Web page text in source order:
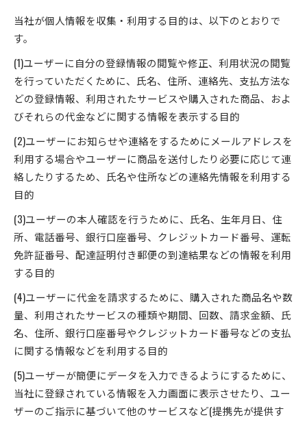
当社が個人情報を収集・利用する目的は、以下のとおりで
す。
(1)ユーザーに自分の登録情報の閲覧や修正、利用状況の閲覧
を行っていただくために、氏名、住所、連絡先、支払方法な
どの登録情報、利用されたサービスや購入された商品、およ
びそれらの代金などに関する情報を表示する目的
(2)ユーザーにお知らせや連絡をするためにメールアドレスを
利用する場合やユーザーに商品を送付したり必要に応じて連
絡したりするため、氏名や住所などの連絡先情報を利用する
目的
(3)ユーザーの本人確認を行うために、氏名、生年月日、住
所、電話番号、銀行口座番号、クレジットカード番号、運転
免許証番号、配達証明付き郵便の到達結果などの情報を利用
する目的
(4)ユーザーに代金を請求するために、購入された商品名や数
量、利用されたサービスの種類や期間、回数、請求金額、氏
名、住所、銀行口座番号やクレジットカード番号などの支払
に関する情報などを利用する目的
(5)ユーザーが簡便にデータを入力できるようにするために、
当社に登録されている情報を入力画面に表示させたり、ユー
ザーのご指示に基づいて他のサービスなど(提携先が提供す